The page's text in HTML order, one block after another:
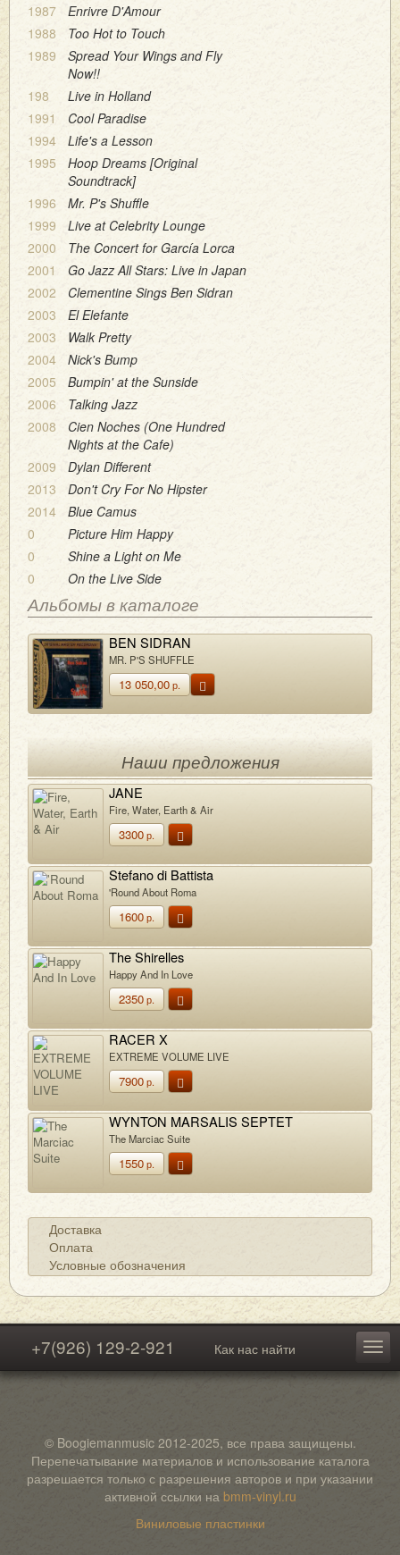
1987
Enrivre D'Amour
1988
Too Hot to Touch
1989
Spread Your Wings and Fly
Now!!
198
Live in Holland
1991
Cool Paradise
1994
Life's a Lesson
1995
Hoop Dreams [Original
Soundtrack]
1996
Mr. P's Shuffle
1999
Live at Celebrity Lounge
2000
The Concert for García Lorca
2001
Go Jazz All Stars: Live in Japan
2002
Clementine Sings Ben Sidran
2003
El Elefante
2003
Walk Pretty
2004
Nick's Bump
2005
Bumpin' at the Sunside
2006
Talking Jazz
2008
Cien Noches (One Hundred
Nights at the Cafe)
2009
Dylan Different
2013
Don't Cry For No Hipster
2014
Blue Camus
0
Picture Him Happy
0
Shine a Light on Me
0
On the Live Side
Альбомы в каталоге
BEN SIDRAN
MR. P'S SHUFFLE
13 050,00р.
Наши предложения
JANE
Fire, Water, Earth & Air
3300р.
Stefano di Battista
'Round About Roma
1600р.
The Shirelles
Happy And In Love
2350р.
RACER X
EXTREME VOLUME LIVE
7900р.
WYNTON MARSALIS SEPTET
The Marciac Suite
1550р.
Доставка
Оплата
Условные обозначения
+7(926) 129-2-921 Как нас найти
© Boogiemanmusic 2012-2025, все права защищены.
Перепечатывание материалов и использование каталога
разрешается только с разрешения авторов и при указании
активной ссылки на bmm-vinyl.ru
Виниловые пластинки